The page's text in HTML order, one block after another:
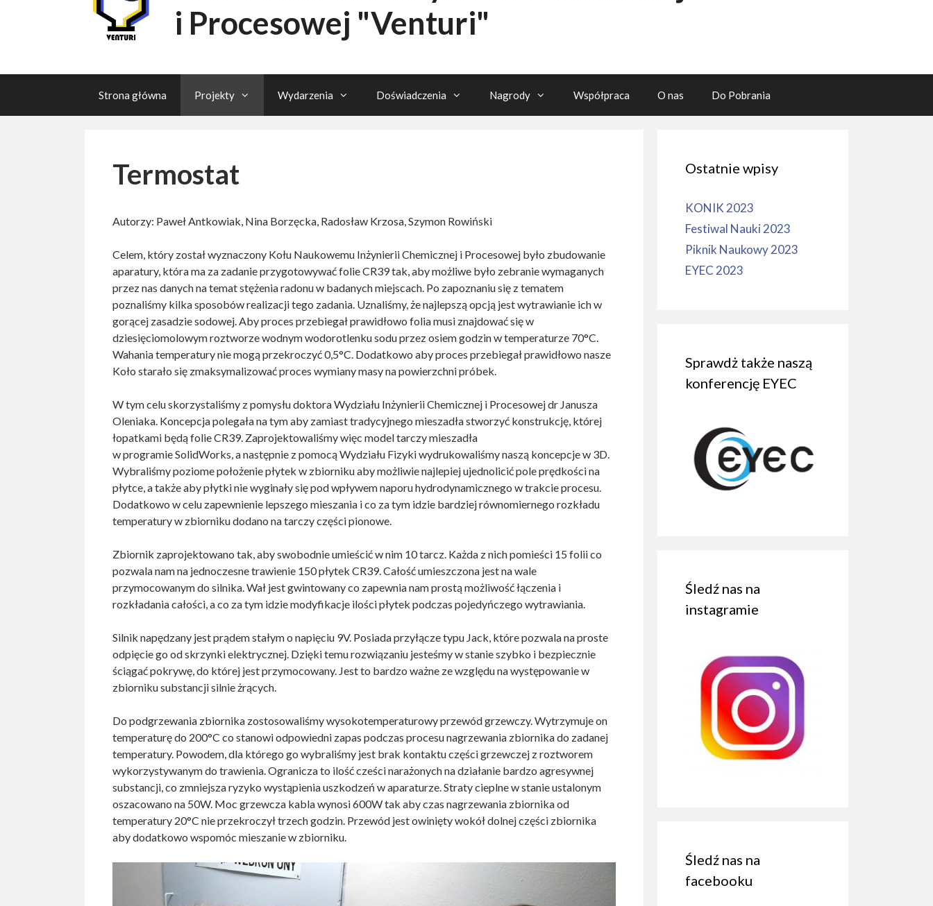
i Procesowej "Venturi"
Strona główna Projekty Wydarzenia Doświadczenia Nagrody Współpraca O nas Do Pobrania
Termostat
Autorzy: Paweł Antkowiak, Nina Borzęcka, Radosław Krzosa, Szymon Rowiński
Celem, który został wyznaczony Kołu Naukowemu Inżynierii Chemicznej i Procesowej było zbudowanie
aparatury, która ma za zadanie przygotowywać folie CR39 tak, aby możliwe było zebranie wymaganych
przez nas danych na temat stężenia radonu w badanych miejscach. Po zapoznaniu się z tematem
poznaliśmy kilka sposobów realizacji tego zadania. Uznaliśmy, że najlepszą opcją jest wytrawianie ich w
gorącej zasadzie sodowej. Aby proces przebiegał prawidłowo folia musi znajdować się w
dziesięciomolowym roztworze wodnym wodorotlenku sodu przez osiem godzin w temperaturze 70°C.
Wahania temperatury nie mogą przekroczyć 0,5°C. Dodatkowo aby proces przebiegał prawidłowo nasze
Koło starało się zmaksymalizować proces wymiany masy na powierzchni próbek.
W tym celu skorzystaliśmy z pomysłu doktora Wydziału Inżynierii Chemicznej i Procesowej dr Janusza
Oleniaka. Koncepcja polegała na tym aby zamiast tradycyjnego mieszadła stworzyć konstrukcję, której
łopatkami będą folie CR39. Zaprojektowaliśmy więc model tarczy mieszadła
w programie SolidWorks, a następnie z pomocą Wydziału Fizyki wydrukowaliśmy naszą koncepcje w 3D.
Wybraliśmy poziome położenie płytek w zbiorniku aby możliwie najlepiej ujednolicić pole prędkości na
płytce, a także aby płytki nie wyginały się pod wpływem naporu hydrodynamicznego w trakcie procesu.
Dodatkowo w celu zapewnienie lepszego mieszania i co za tym idzie bardziej równomiernego rozkładu
temperatury w zbiorniku dodano na tarczy części pionowe.
Zbiornik zaprojektowano tak, aby swobodnie umieścić w nim 10 tarcz. Każda z nich pomieści 15 folii co
pozwala nam na jednoczesne trawienie 150 płytek CR39. Całość umieszczona jest na wale
przymocowanym do silnika. Wał jest gwintowany co zapewnia nam prostą możliwość łączenia i
rozkładania całości, a co za tym idzie modyfikacje ilości płytek podczas pojedyńczego wytrawiania.
Silnik napędzany jest prądem stałym o napięciu 9V. Posiada przyłącze typu Jack, które pozwala na proste
odpięcie go od skrzynki elektrycznej. Dzięki temu rozwiązaniu jesteśmy w stanie szybko i bezpiecznie
ściągać pokrywę, do której jest przymocowany. Jest to bardzo ważne ze względu na występowanie w
zbiorniku substancji silnie żrących.
Do podgrzewania zbiornika zostosowaliśmy wysokotemperaturowy przewód grzewczy. Wytrzymuje on
temperaturę do 200°C co stanowi odpowiedni zapas podczas procesu nagrzewania zbiornika do zadanej
temperatury. Powodem, dla którego go wybraliśmy jest brak kontaktu części grzewczej z roztworem
wykorzystywanym do trawienia. Ogranicza to ilość cześci narażonych na działanie bardzo agresywnej
substancji, co zmniejsza ryzyko wystąpienia uszkodzeń w aparaturze. Straty cieplne w stanie ustalonym
oszacowano na 50W. Moc grzewcza kabla wynosi 600W tak aby czas nagrzewania zbiornika od
temperatury 20°C nie przekroczył trzech godzin. Przewód jest owinięty wokół dolnej części zbiornika
aby dodatkowo wspomóc mieszanie w zbiorniku.
Ostatnie wpisy
KONIK 2023
Festiwal Nauki 2023
Piknik Naukowy 2023
EYEC 2023
Sprawdż także naszą
konferencję EYEC
Śledź nas na
instagramie
Śledź nas na
facebooku